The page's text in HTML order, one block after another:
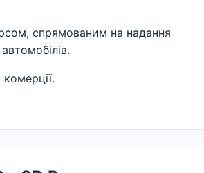
спрямованим на надання